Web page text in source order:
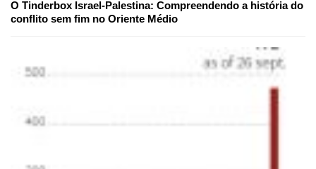
O Tinderbox Israel-Palestina: Compreendendo a história do
conflito sem fim no Oriente Médio